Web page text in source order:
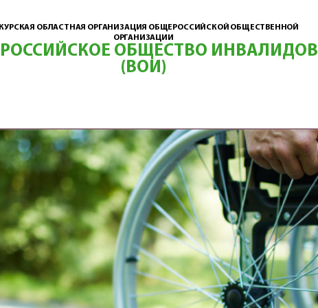
ОБЛАСТНАЯ ОРГАНИЗАЦИЯ ОБЩЕРОССИЙСКОЙ ОБЩЕСТВЕННОЙ
ОРГАНИЗАЦИИ
ОБЩЕСТВО ИНВАЛИДОВ
(ВОИ)